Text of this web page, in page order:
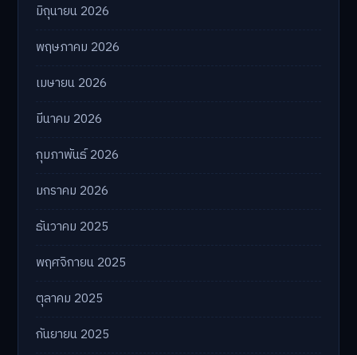
มิถุนายน 2026
พฤษภาคม 2026
เมษายน 2026
มีนาคม 2026
กุมภาพันธ์ 2026
มกราคม 2026
ธันวาคม 2025
พฤศจิกายน 2025
ตุลาคม 2025
กันยายน 2025